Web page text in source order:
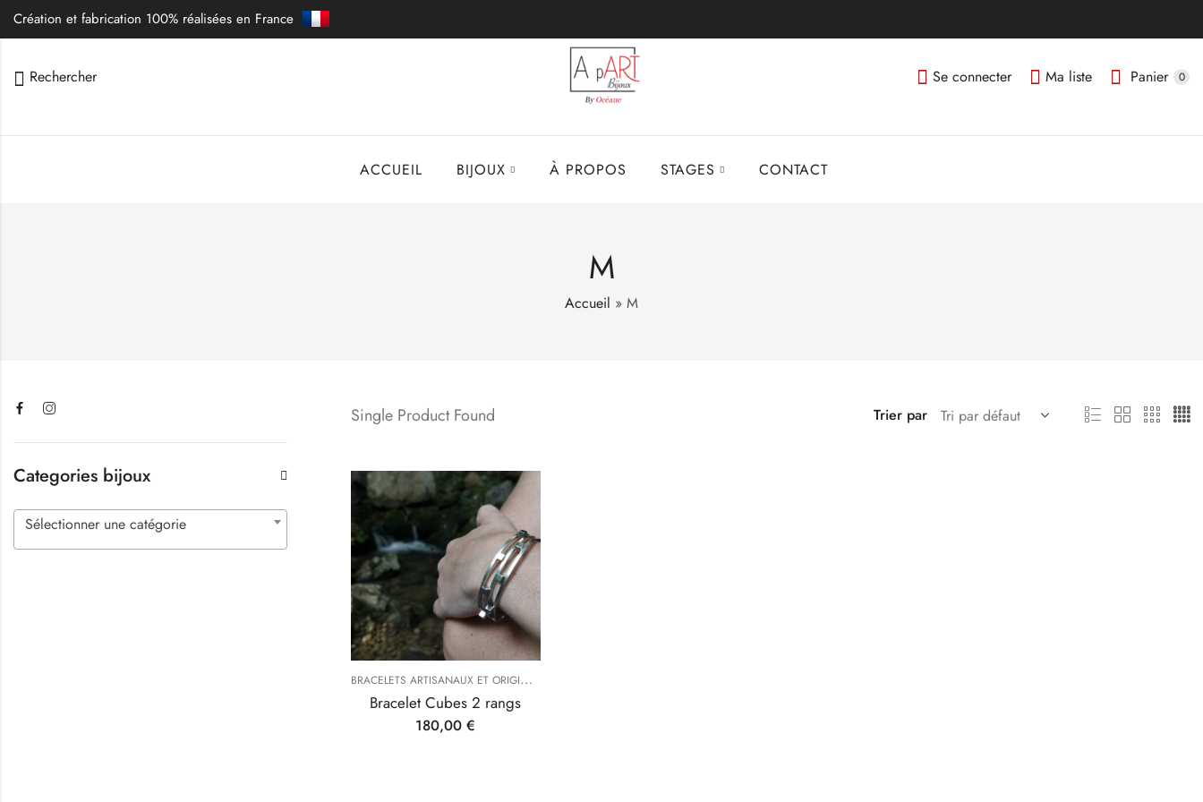
Création et fabrication 100% réalisées en France
Rechercher Se connecter Ma liste Panier 0
ACCUEIL BIJOUX À PROPOS STAGES CONTACT
M
Accueil » M
Single Product Found Trier par
B
RACELETS ARTISANAUX ET ORIGINAUX
Bracelet Cubes 2 rangs
180,00€
Categories bijoux
Sélectionner une catégorie